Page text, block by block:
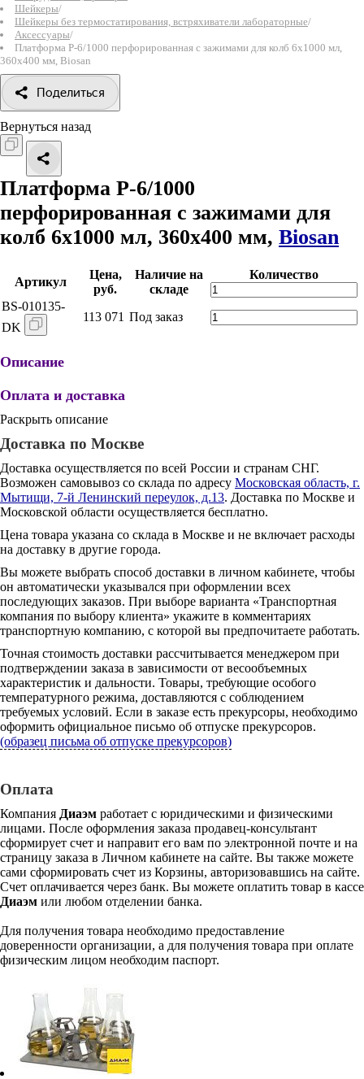
Шейкеры/
Шейкеры без термостатирования, встряхиватели лабораторные/
Аксессуары/
Платформа P-6/1000 перфорированная с зажимами для колб 6х1000 мл,
360x400 мм, Biosan
Поделиться
Вернуться назад
Платформа P-6/1000
перфорированная с зажимами для
колб 6х1000 мл, 360x400 мм, Biosan
Артикул
Цена,
руб.
Наличие на
складе
Количество
BS-010135-
DK
113 071 Под заказ
Описание
Оплата и доставка
Раскрыть описание
Доставка по Москве
Доставка осуществляется по всей России и странам СНГ.
Возможен самовывоз со склада по адресу Московская область, г.
Мытищи, 7-й Ленинский переулок, д.13. Доставка по Москве и
Московской области осуществляется бесплатно.
Цена товара указана со склада в Москве и не включает расходы
на доставку в другие города.
Вы можете выбрать способ доставки в личном кабинете, чтобы
он автоматически указывался при оформлении всех
последующих заказов. При выборе варианта «Транспортная
компания по выбору клиента» укажите в комментариях
транспортную компанию, с которой вы предпочитаете работать.
Точная стоимость доставки рассчитывается менеджером при
подтверждении заказа в зависимости от весообъемных
характеристик и дальности. Товары, требующие особого
температурного режима, доставляются с соблюдением
требуемых условий. Если в заказе есть прекурсоры, необходимо
оформить официальное письмо об отпуске прекурсоров.
(образец письма об отпуске прекурсоров)
Оплата
Компания Диаэм работает с юридическими и физическими
лицами. После оформления заказа продавец-консультант
сформирует счет и направит его вам по электронной почте и на
страницу заказа в Личном кабинете на сайте. Вы также можете
сами сформировать счет из Корзины, авторизовавшись на сайте.
Счет оплачивается через банк. Вы можете оплатить товар в кассе
Диаэм или любом отделении банка.
Для получения товара необходимо предоставление
доверенности организации, а для получения товара при оплате
физическим лицом необходим паспорт.